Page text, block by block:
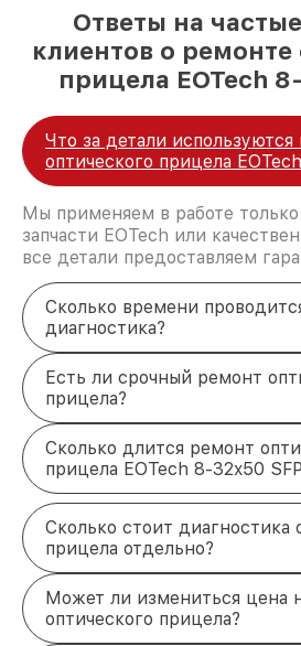
Ответы на
клиентов о ремонте
прицела EOTech
Что за детали
оптического прицела
Мы применяем в работе
запчасти EOTech или
все детали предоставляем
Сколько времени
диагностика?
Есть ли срочный ремонт
прицела?
Сколько длится ремонт
прицела EOTech 8-32x50
Сколько стоит диагностика
прицела отдельно?
Может ли измениться цена
оптического прицела?